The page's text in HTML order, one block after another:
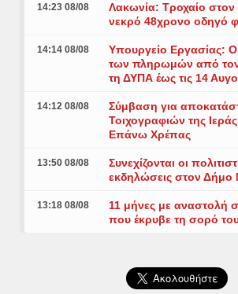
14:23 08/08
Λακωνία: Τροχαίο
νεκρό 48χρονο οδηγό
14:14 08/08
Υπουργείο Εργασίας: Ο
των πληρωμών από
τη ΔΥΠΑ έως τις 14
14:12 08/08
Σύμβαση για
Τοιχογραφιών της
Επάνω Χρέπας
13:50 08/08
Συνεχίζονται οι
εκδηλώσεις στον
13:18 08/08
11 μήνες με αναστολή
που έκρυβε τη σορό